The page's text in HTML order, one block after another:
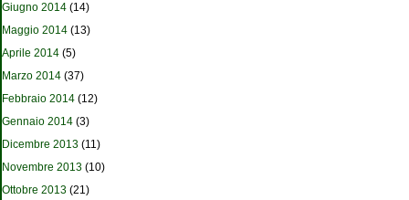
Giugno 2014 (14)
Maggio 2014 (13)
Aprile 2014 (5)
Marzo 2014 (37)
Febbraio 2014 (12)
Gennaio 2014 (3)
Dicembre 2013 (11)
Novembre 2013 (10)
Ottobre 2013 (21)